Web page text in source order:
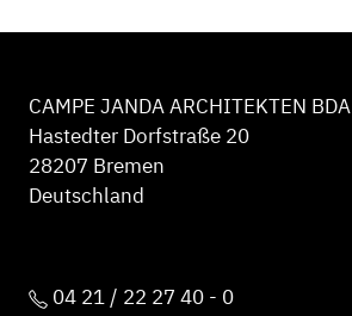
CAMPE JANDA ARCHITEKTEN BDA
Hastedter Dorfstraße 20
28207 Bremen
Deutschland
04 21 / 22 27 40 - 0